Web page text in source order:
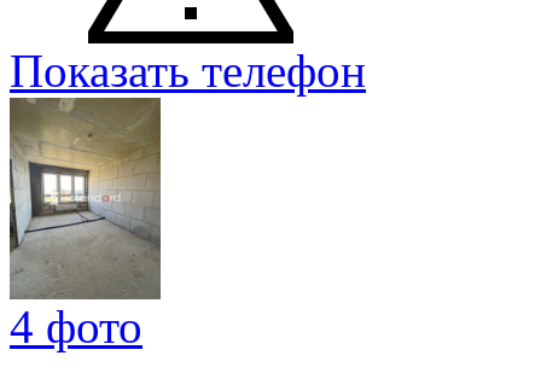
Показать телефон
4 фото